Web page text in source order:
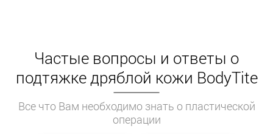
Атмосфера в нашей клинике – уютная и
комфортная. Каждый клиент может
рассчитывать на индивидуальный подход и
европейский уровень медицинского
обслуживания.
Записывайтесь к лучшим пластическим
Частые вопросы и ответы о
подтяжке дряблой кожи BodyTite
Все что Вам необходимо знать о пластической
операции